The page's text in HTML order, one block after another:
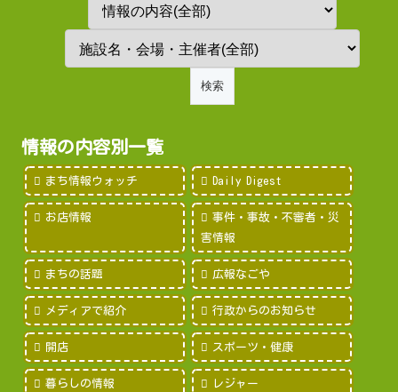
情報の内容別一覧
まち情報ウォッチ Daily Digest
お店情報
事件・事故・不審者・災
害情報
まちの話題 広報なごや
メディアで紹介 行政からのお知らせ
開店 スポーツ・健康
暮らしの情報 レジャー